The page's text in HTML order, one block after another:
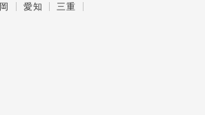
愛知
三重